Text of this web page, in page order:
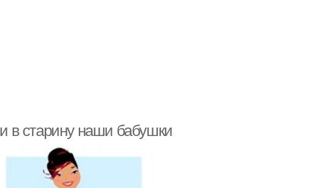
в старину наши бабушки